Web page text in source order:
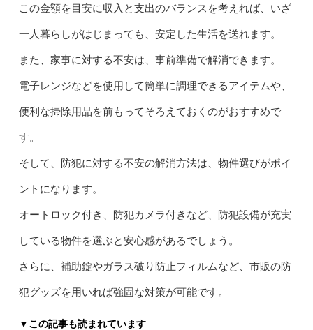
この金額を目安に収入と支出のバランスを考えれば、いざ
一人暮らしがはじまっても、安定した生活を送れます。
また、家事に対する不安は、事前準備で解消できます。
電子レンジなどを使用して簡単に調理できるアイテムや、
便利な掃除用品を前もってそろえておくのがおすすめで
す。
そして、防犯に対する不安の解消方法は、物件選びがポイ
ントになります。
オートロック付き、防犯カメラ付きなど、防犯設備が充実
している物件を選ぶと安心感があるでしょう。
さらに、補助錠やガラス破り防止フィルムなど、市販の防
犯グッズを用いれば強固な対策が可能です。
▼この記事も読まれています